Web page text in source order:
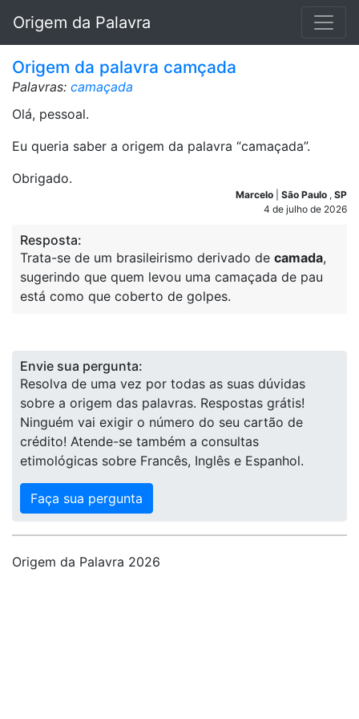
Origem da Palavra
Origem da palavra camçada
Palavras: camaçada
Olá, pessoal.
Eu queria saber a origem da palavra “camaçada”.
Obrigado.
Marcelo São Paulo , SP
4 de julho de 2026
Resposta:
Trata-se de um brasileirismo derivado de camada,
sugerindo que quem levou uma camaçada de pau
está como que coberto de golpes.
Envie sua pergunta:
Resolva de uma vez por todas as suas dúvidas
sobre a origem das palavras. Respostas grátis!
Ninguém vai exigir o número do seu cartão de
crédito! Atende-se também a consultas
etimológicas sobre Francês, Inglês e Espanhol.
Faça sua pergunta
Origem da Palavra 2026